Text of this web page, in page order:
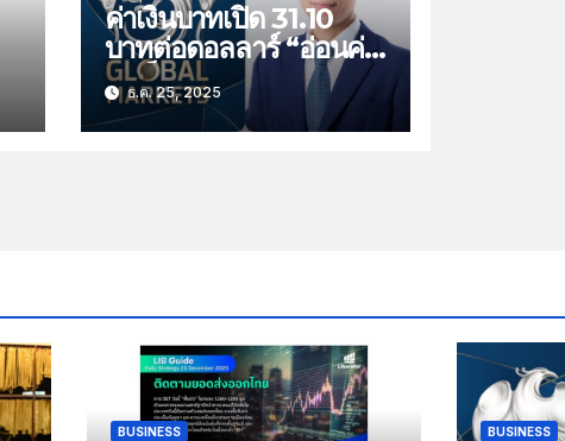
ค่าเงินบาทเปิด 31.10
บาทต่อดอลลาร์ “อ่อนค่า
ลงเล็กน้อย”
ธ.ค. 25, 2025
BUSINESS BUSINESS